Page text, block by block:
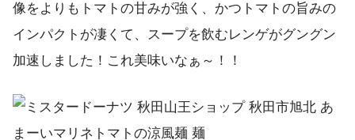
像をよりもトマトの甘みが強く、かつトマトの旨みの
インパクトが凄くて、スープを飲むレンゲがグングン
加速しました！これ美味いなぁ～！！